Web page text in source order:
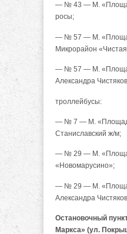
— № 43 — М.
росы;
— № 57 — М.
Микрорайон
— № 57 — М.
Александра
троллейбусы:
— № 7 — М.
Станиславский ж/м;
— № 29 — М.
«Новомарусино»;
— № 29 — М.
Александра
Остановочный
Маркса» (ул.